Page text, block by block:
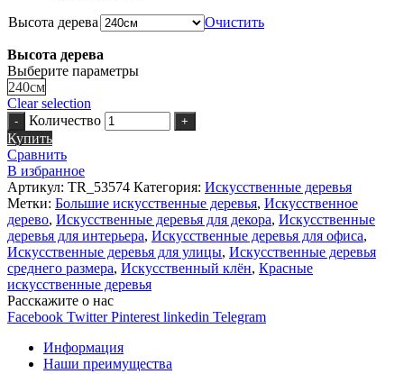
Высота дерева Очистить
Высота дерева
Выберите параметры
240см
Clear selection
Количество
Купить
Сравнить
В избранное
Артикул: TR_53574 Категория: Искусственные деревья
Метки: Большие искусственные деревья, Искусственное
дерево, Искусственные деревья для декора, Искусственные
деревья для интерьера, Искусственные деревья для офиса,
Искусственные деревья для улицы, Искусственные деревья
среднего размера, Искусственный клён, Красные
искусственные деревья
Расскажите о нас
Facebook Twitter Pinterest linkedin Telegram
Информация
Наши преимущества